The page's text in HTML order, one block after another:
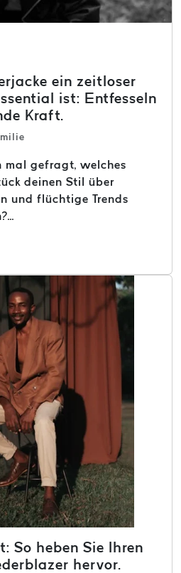
ein zeitloser
ist: Entfesseln
Kraft.
mal gefragt, welches
deinen Stil über
und flüchtige Trends
So heben Sie Ihren
hervor.